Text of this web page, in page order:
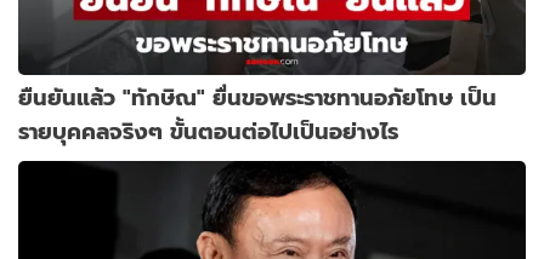
ยืนยันแล้ว "ทักษิณ" ยื่นขอพระราชทานอภัยโทษ เป็น
รายบุคคลจริงๆ ขั้นตอนต่อไปเป็นอย่างไร